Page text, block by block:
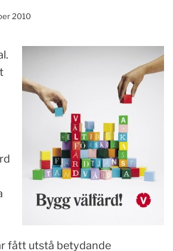
2010
fått utstå betydande